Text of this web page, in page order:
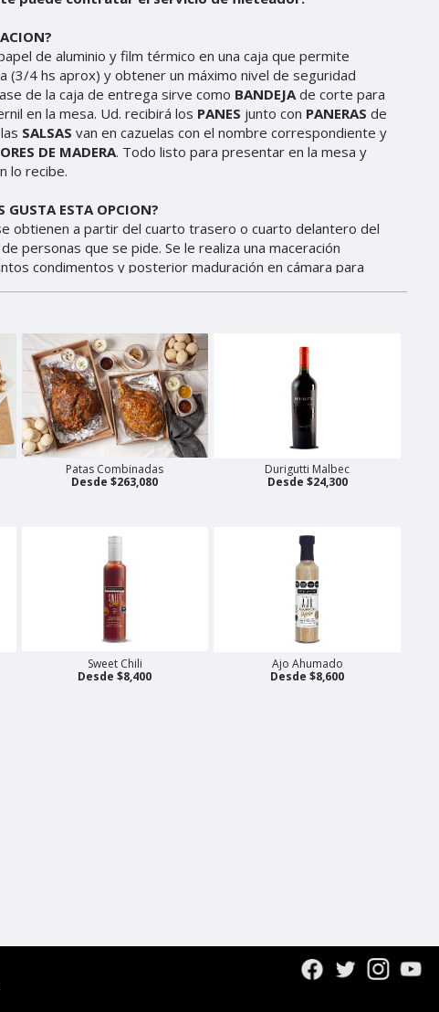
Patas Combinadas
Desde $263,080
Durigutti Malbec
Desde $24,300
Sweet Chili
Desde $8,400
Ajo Ahumado
Desde $8,600